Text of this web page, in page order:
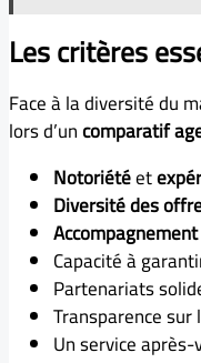
Les critères
Face à la diversité du
lors d’uncomparatif
Notoriétéet
Diversité des
Capacité à
Partenariats
Transparence sur
Un service